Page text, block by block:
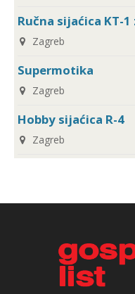
Ručna sijaćica KT-
Zagreb
Supermotika
Zagreb
Hobby sijaćica R-4
Zagreb